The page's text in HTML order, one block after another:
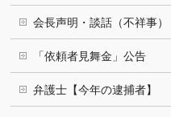
会長声明・談話（不祥事）
「依頼者見舞金」公告
弁護士【今年の逮捕者】